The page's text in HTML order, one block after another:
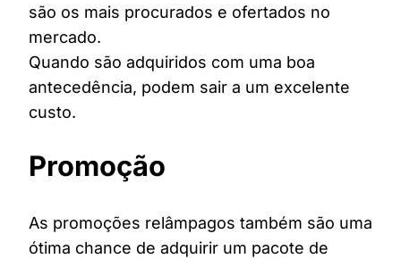
são os mais procurados e ofertados no
mercado.
Quando são adquiridos com uma boa
antecedência, podem sair a um excelente
custo.
Promoção
As promoções relâmpagos também são uma
ótima chance de adquirir um pacote de